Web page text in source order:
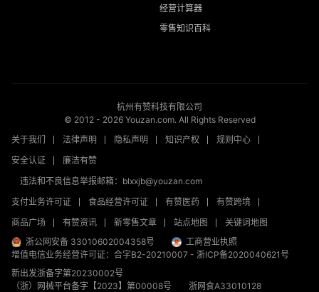
经营计算器
零售知识百科
杭州有赞科技有限公司
© 2012 - 2026Youzan.com. All Rights Reserved
关于我们
法律声明 隐私声明 知识产权
规则中心
安全认证
廉洁有赞
违法和不良信息举报邮箱：blxxjb@youzan.com
支付业务许可证
食品经营许可证 有赞医药
有赞跨境
商品广场
有赞资讯 新零售文章 站点地图
关键词地图
浙公网安备 33010602004358号
工商营业执照
增值电信业务经营许可证：合字B2-20210007 - 浙ICP备2020040621号
新出发浙备字第20230002号
（浙）网械平台备字【2023】第00008号
浙网食A33010128